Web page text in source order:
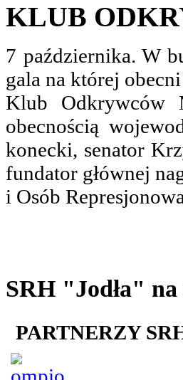
KLUB
7 października. W
gala na której
Klub Odkrywców
obecnością
konecki, senator
fundator głównej
i Osób
SRH "Jodła" na
PARTNERZY